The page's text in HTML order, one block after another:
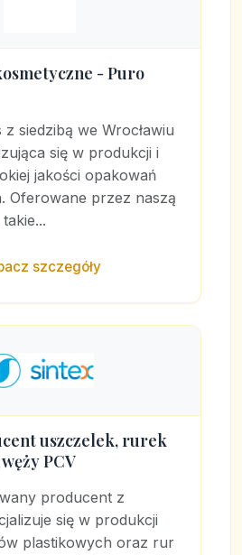
- Puro
siedzibą we Wrocławiu
się w produkcji i
jakości opakowań
Oferowane przez naszą
szczegóły
uszczelek, rurek
PCV
producent z
się w produkcji
plastikowych oraz rur